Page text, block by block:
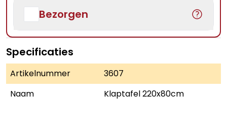
Bezorgen
Specificaties
Artikelnummer
3607
Naam
Klaptafel 220x80cm